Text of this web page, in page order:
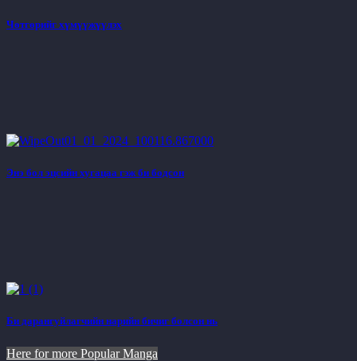
Чөтгөрийг хүмүүжүүлэх
Энэ бол эцсийн хугацаа гэж би бодсон
Би дарангуйлагчийн нарийн бичиг болсон нь
Here for more Popular Manga